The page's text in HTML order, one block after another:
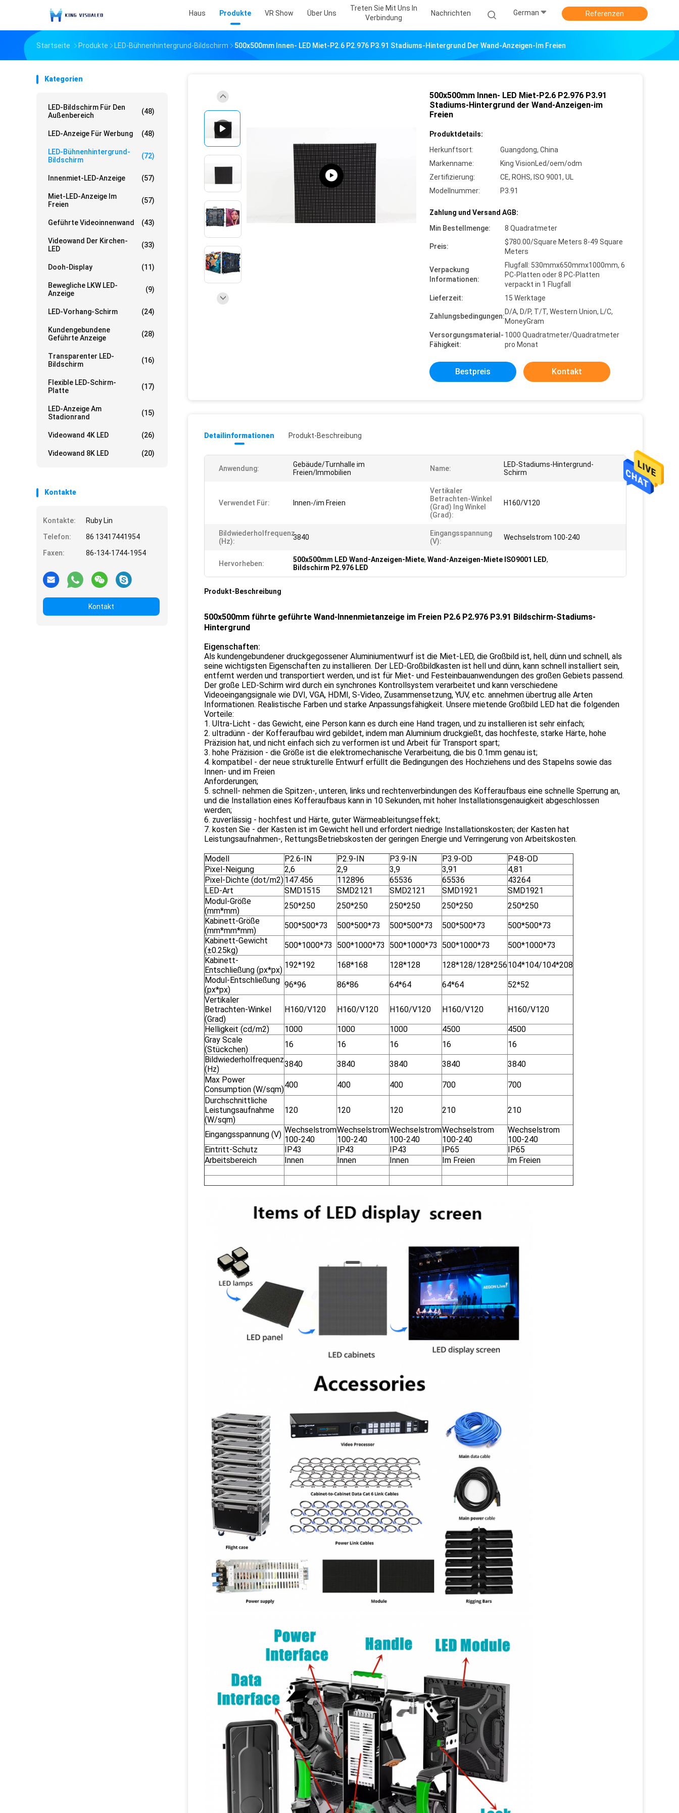
Haus Produkte VR Show Über Uns
Treten Sie Mit Uns In
Verbindung
Nachrichten German Referenzen
Startseite Produkte LED-Bühnenhintergrund-Bildschirm 500x500mm Innen- LED Miet-P2.6 P2.976 P3.91 Stadiums-Hintergrund Der Wand-Anzeigen-Im Freien
Kategorien
LED-Bildschirm Für Den
Außenbereich
(48)
LED-Anzeige Für Werbung (48)
LED-Bühnenhintergrund-
Bildschirm
(72)
Innenmiet-LED-Anzeige (57)
Miet-LED-Anzeige Im
Freien
(57)
Geführte Videoinnenwand (43)
Videowand Der Kirchen-
LED
(33)
Dooh-Display (11)
Bewegliche LKW LED-
Anzeige
(9)
LED-Vorhang-Schirm (24)
Kundengebundene
Geführte Anzeige
(28)
Transparenter LED-
Bildschirm
(16)
Flexible LED-Schirm-
Platte
(17)
LED-Anzeige Am
Stadionrand
(15)
Videowand 4K LED (26)
Videowand 8K LED (20)
Kontakte
Kontakte:
Ruby Lin
Telefon:
86 13417441954
Faxen:
86-134-1744-1954
Kontakt
500x500mm Innen- LED Miet-P2.6 P2.976 P3.91
Stadiums-Hintergrund der Wand-Anzeigen-im
Freien
Produktdetails:
Herkunftsort:
Guangdong, China
Markenname:
King VisionLed/oem/odm
Zertifizierung:
CE, ROHS, ISO 9001, UL
Modellnummer:
P3.91
Zahlung und Versand AGB:
Min Bestellmenge:
8 Quadratmeter
Preis:
$780.00/Square Meters 8-49 Square
Meters
Verpackung
Informationen:
Flugfall: 530mmx650mmx1000mm, 6
PC-Platten oder 8 PC-Platten
verpackt in 1 Flugfall
Lieferzeit:
15 Werktage
Zahlungsbedingungen:
D/A, D/P, T/T, Western Union, L/C,
MoneyGram
Versorgungsmaterial-
Fähigkeit:
1000 Quadratmeter/Quadratmeter
pro Monat
Bestpreis Kontakt
Detailinformationen Produkt-Beschreibung
Anwendung:
Gebäude/Turnhalle im
Freien/Immobilien
Name:
LED-Stadiums-Hintergrund-
Schirm
Verwendet Für: Innen-/im Freien
Vertikaler
Betrachten-Winkel
(Grad) Ing Winkel
(Grad):
H160/V120
Bildwiederholfrequenz
(Hz):
3840
Eingangsspannung
(V):
Wechselstrom 100-240
Hervorheben: 500x500mm LED Wand-Anzeigen-Miete, Wand-Anzeigen-Miete ISO9001 LED,
Bildschirm P2.976 LED
Produkt-Beschreibung
500x500mm führte geführte Wand-Innenmietanzeige im Freien P2.6 P2.976 P3.91 Bildschirm-Stadiums-
Hintergrund
Eigenschaften:
Als kundengebundener druckgegossener Aluminiumentwurf ist die Miet-LED, die Großbild ist, hell, dünn und schnell, als
seine wichtigsten Eigenschaften zu installieren. Der LED-Großbildkasten ist hell und dünn, kann schnell installiert sein,
entfernt werden und transportiert werden, und ist für Miet- und Festeinbauanwendungen des großen Gebiets passend.
Der große LED-Schirm wird durch ein synchrones Kontrollsystem verarbeitet und kann verschiedene
Videoeingangsignale wie DVI, VGA, HDMI, S-Video, Zusammensetzung, YUV, etc. annehmen übertrug alle Arten
Informationen. Realistische Farben und starke Anpassungsfähigkeit. Unsere mietende Großbild LED hat die folgenden
Vorteile:
1. Ultra-Licht - das Gewicht, eine Person kann es durch eine Hand tragen, und zu installieren ist sehr einfach;
2. ultradünn - der Kofferaufbau wird gebildet, indem man Aluminium druckgießt, das hochfeste, starke Härte, hohe
Präzision hat, und nicht einfach sich zu verformen ist und Arbeit für Transport spart;
3. hohe Präzision - die Größe ist die elektromechanische Verarbeitung, die bis 0.1mm genau ist;
4. kompatibel - der neue strukturelle Entwurf erfüllt die Bedingungen des Hochziehens und des Stapelns sowie das
Innen- und im Freien
Anforderungen;
5. schnell- nehmen die Spitzen-, unteren, links und rechtenverbindungen des Kofferaufbaus eine schnelle Sperrung an,
und die Installation eines Kofferaufbaus kann in 10 Sekunden, mit hoher Installationsgenauigkeit abgeschlossen
werden;
6. zuverlässig - hochfest und Härte, guter Wärmeableitungseffekt;
7. kosten Sie - der Kasten ist im Gewicht hell und erfordert niedrige Installationskosten; der Kasten hat
Leistungsaufnahmen-, RettungsBetriebskosten der geringen Energie und Verringerung von Arbeitskosten.
Modell P2.6-IN P2.9-IN P3.9-IN P3.9-OD
P4.8-OD
Pixel-Neigung
2,6 2,9 3,9 3,91
4,81
Pixel-Dichte (dot/m2)147.456 112896 65536 65536
43264
LED-Art
SMD1515 SMD2121 SMD2121 SMD1921
SMD1921
Modul-Größe
(mm*mm)
250*250 250*250 250*250 250*250
250*250
Kabinett-Größe
(mm*mm*mm)
500*500*73 500*500*73 500*500*73 500*500*73
500*500*73
Kabinett-Gewicht
(±0.25kg)
500*1000*73 500*1000*73 500*1000*73 500*1000*73
500*1000*73
Kabinett-
Entschließung (px*px)
192*192 168*168 128*128 128*128/128*256104*104/104*208
Modul-Entschließung
(px*px)
96*96 86*86 64*64 64*64
52*52
Vertikaler
Betrachten-Winkel
(Grad)
H160/V120 H160/V120 H160/V120 H160/V120 H160/V120
Helligkeit (cd/m2) 1000 1000 1000 4500
4500
Gray Scale
(Stückchen)
16 16 16 16
16
Bildwiederholfrequenz
(Hz)
3840 3840 3840 3840
3840
Max Power
Consumption (W/sqm)400 400 400 700
700
Durchschnittliche
Leistungsaufnahme
(W/sqm)
120 120 120 210 210
Eingangsspannung (V) Wechselstrom
100-240
Wechselstrom
100-240
Wechselstrom
100-240
Wechselstrom
100-240
Wechselstrom
100-240
Eintritt-Schutz
IP43 IP43 IP43 IP65
IP65
Arbeitsbereich
Innen Innen Innen Im Freien Im Freien